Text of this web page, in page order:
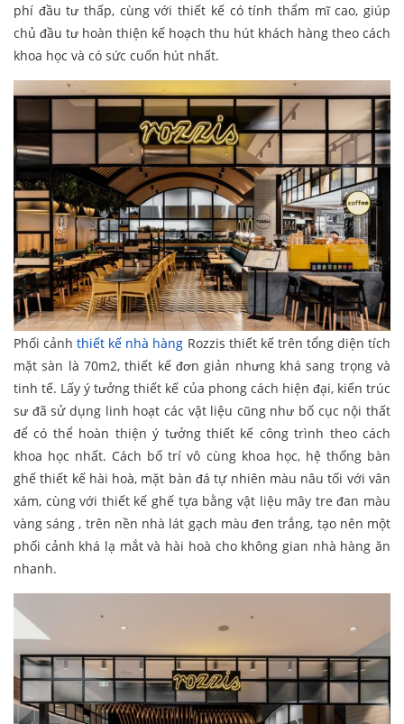
phí đầu tư thấp, cùng với thiết kế có tính thẩm mĩ cao, giúp
chủ đầu tư hoàn thiện kế hoạch thu hút khách hàng theo cách
khoa học và có sức cuốn hút nhất.
Phối cảnhthiết kế nhà hàng Rozzis thiết kế trên tổng diện tích
mặt sàn là 70m2, thiết kế đơn giản nhưng khá sang trọng và
tinh tế. Lấy ý tưởng thiết kế của phong cách hiện đại, kiến trúc
sư đã sử dụng linh hoạt các vật liệu cũng như bố cục nội thất
để có thể hoàn thiện ý tưởng thiết kế công trình theo cách
khoa học nhất. Cách bố trí vô cùng khoa học, hệ thống bàn
ghế thiết kế hài hoà, mặt bàn đá tự nhiên màu nâu tối với vân
xám, cùng với thiết kế ghế tựa bằng vật liệu mây tre đan màu
vàng sáng , trên nền nhà lát gạch màu đen trắng, tạo nên một
phối cảnh khá lạ mắt và hài hoà cho không gian nhà hàng ăn
nhanh.